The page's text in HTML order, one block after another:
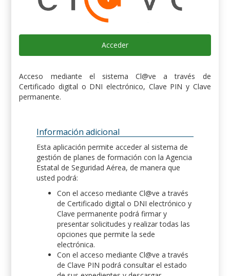
Acceder
Acceso mediante el sistema Cl@ve a través de
Certificado digital o DNI electrónico, Clave PIN y Clave
permanente.
Información adicional
Esta aplicación permite acceder al sistema de
gestión de planes de formación con la Agencia
Estatal de Seguridad Aérea, de manera que
usted podrá:
Con el acceso mediante Cl@ve a través
de Certificado digital o DNI electrónico y
Clave permanente podrá firmar y
presentar solicitudes y realizar todas las
opciones que permite la sede
electrónica.
Con el acceso mediante Cl@ve a través
de Clave PIN podrá consultar el estado